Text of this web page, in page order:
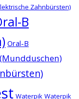
Zahnbürsten)
B
Oral-B
Waterpik Waterpik